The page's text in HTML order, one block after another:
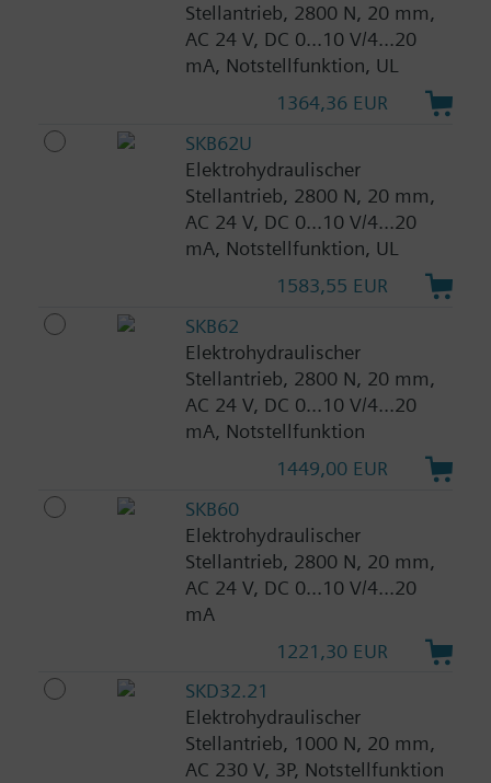
Stellantrieb, 2800 N, 20 mm,
AC 24 V, DC 0...10 V/4...20
mA, Notstellfunktion, UL
1364,36 EUR
SKB62U
Elektrohydraulischer
Stellantrieb, 2800 N, 20 mm,
AC 24 V, DC 0...10 V/4...20
mA, Notstellfunktion, UL
1583,55 EUR
SKB62
Elektrohydraulischer
Stellantrieb, 2800 N, 20 mm,
AC 24 V, DC 0...10 V/4...20
mA, Notstellfunktion
1449,00 EUR
SKB60
Elektrohydraulischer
Stellantrieb, 2800 N, 20 mm,
AC 24 V, DC 0...10 V/4...20
mA
1221,30 EUR
SKD32.21
Elektrohydraulischer
Stellantrieb, 1000 N, 20 mm,
AC 230 V, 3P, Notstellfunktion